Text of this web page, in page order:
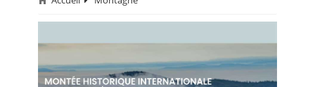
CIRCUIT
MONTAGNE